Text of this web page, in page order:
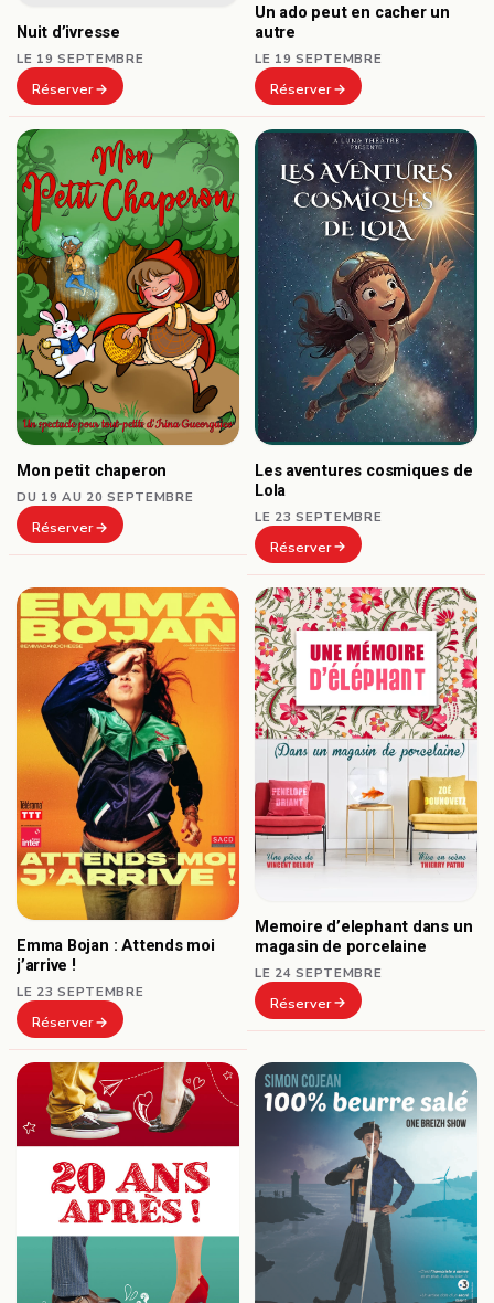
Nuit d’ivresse
LE 19 SEPTEMBRE
Réserver
Un ado peut en cacher un
autre
LE 19 SEPTEMBRE
Réserver
Mon petit chaperon
DU 19 AU 20 SEPTEMBRE
Réserver
Les aventures cosmiques de
Lola
LE 23 SEPTEMBRE
Réserver
Emma Bojan : Attends moi
j’arrive !
LE 23 SEPTEMBRE
Réserver
Memoire d’elephant dans un
magasin de porcelaine
LE 24 SEPTEMBRE
Réserver